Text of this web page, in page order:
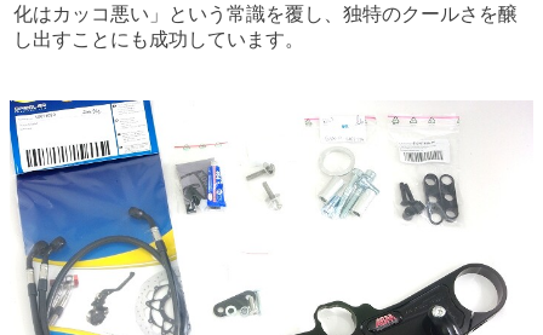
化はカッコ悪い」という常識を覆し、独特のクールさを醸
し出すことにも成功しています。